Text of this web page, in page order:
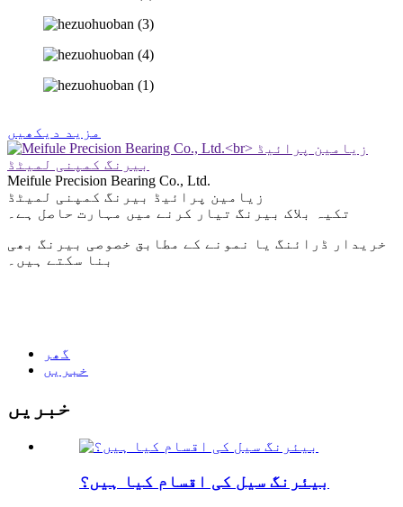
مزید دیکھیں
Meifule Precision Bearing Co., Ltd.
زیامین پرائیڈ بیرنگ کمپنی لمیٹڈ
تکیہ بلاک بیرنگ تیار کرنے میں مہارت حاصل ہے۔
خریدار ڈرائنگ یا نمونے کے مطابق خصوصی بیرنگ بھی
بنا سکتے ہیں۔
گھر
خبریں
خبریں
بیئرنگ سیل کی اقسام کیا ہیں؟